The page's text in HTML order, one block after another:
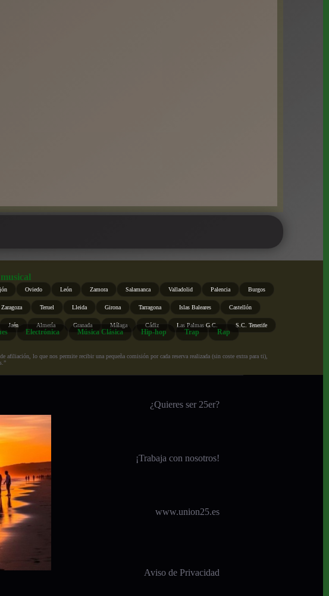
Oviedo León Zamora Salamanca Valladolid Palencia Burgos
Zaragoza Teruel Lleida Girona Tarragona Islas Baleares Castellón
Jaén Almería Granada Málaga Cádiz Las Palmas G.C. S.C. Tenerife
Electrónica Música Clásica Hip-hop Trap Rap
afiliación, lo que nos permite recibir una pequeña comisión por cada reserva realizada (sin coste extra para ti),
¿Quieres ser 25er?
¡Trabaja con nosotros!
www.union25.es
Aviso de Privacidad